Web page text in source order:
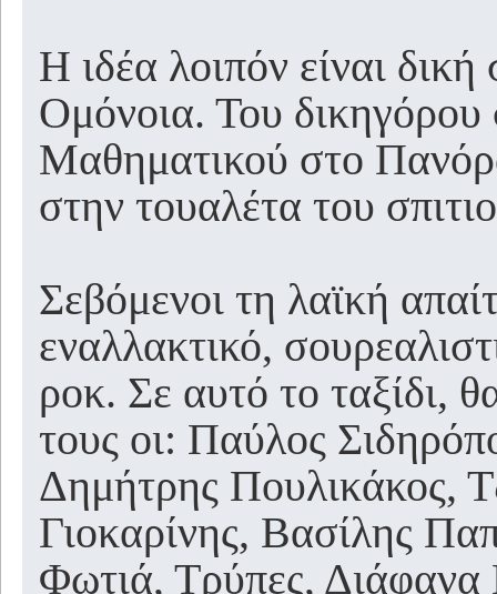
Η ιδέα λοιπόν είναι
Ομόνοια. Του
Μαθηματικού στο
στην τουαλέτα του
Σεβόμενοι τη λαϊκή
εναλλακτικό,
ροκ. Σε αυτό το ταξίδι,
τους οι: Παύλος
Δημήτρης Πουλικάκος,
Γιοκαρίνης, Βασίλης
Φωτιά, Τρύπες,